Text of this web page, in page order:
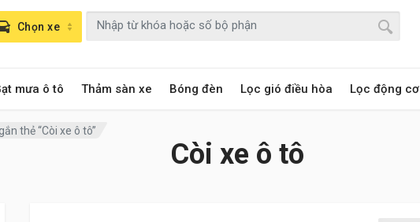
mưa ô tô Thảm sàn xe Bóng đèn Lọc gió điều hòa Lọc động cơ
Chọn xe
thẻ “Còi xe ô tô”
Còi xe ô tô